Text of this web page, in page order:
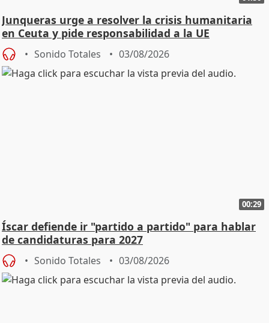
Junqueras urge a resolver la crisis humanitaria
en Ceuta y pide responsabilidad a la UE
Sonido Totales 03/08/2026
00:29
Íscar defiende ir "partido a partido" para hablar
de candidaturas para 2027
Sonido Totales 03/08/2026